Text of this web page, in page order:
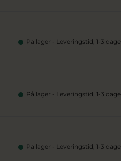
På lager - Leveringstid, 1-3 dage
På lager - Leveringstid, 1-3 dage
På lager - Leveringstid, 1-3 dage